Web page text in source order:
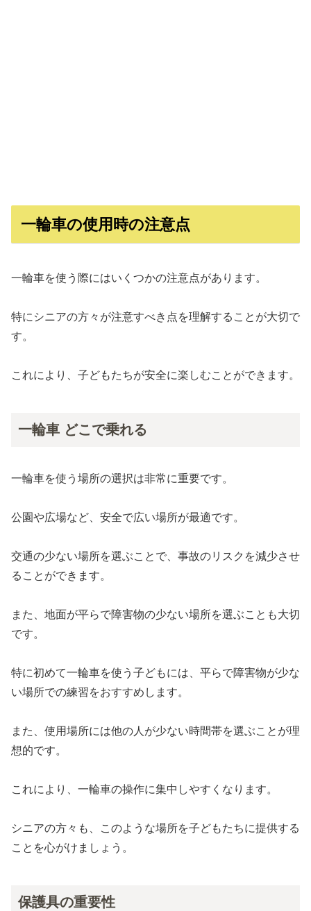
一輪車の使用時の注意点
一輪車を使う際にはいくつかの注意点があります。
特にシニアの方々が注意すべき点を理解することが大切で
す。
これにより、子どもたちが安全に楽しむことができます。
一輪車 どこで乗れる
一輪車を使う場所の選択は非常に重要です。
公園や広場など、安全で広い場所が最適です。
交通の少ない場所を選ぶことで、事故のリスクを減少させ
ることができます。
また、地面が平らで障害物の少ない場所を選ぶことも大切
です。
特に初めて一輪車を使う子どもには、平らで障害物が少な
い場所での練習をおすすめします。
また、使用場所には他の人が少ない時間帯を選ぶことが理
想的です。
これにより、一輪車の操作に集中しやすくなります。
シニアの方々も、このような場所を子どもたちに提供する
ことを心がけましょう。
保護具の重要性